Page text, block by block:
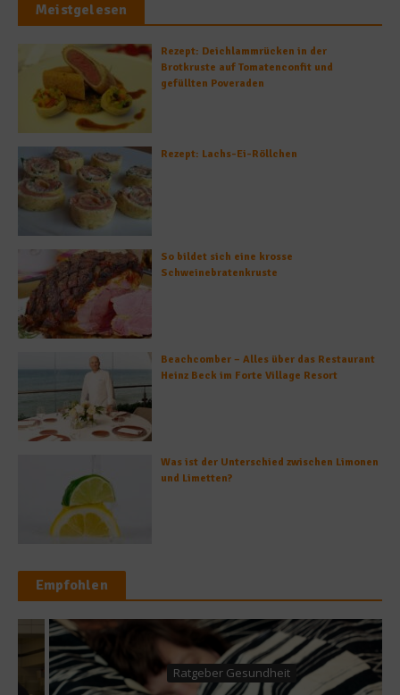
Meistgelesen
Rezept: Deichlammrücken in der
Brotkruste auf Tomatenconfit und
gefüllten Poveraden
Rezept: Lachs-Ei-Röllchen
So bildet sich eine krosse
Schweinebratenkruste
Beachcomber – Alles über das Restaurant
Heinz Beck im Forte Village Resort
Was ist der Unterschied zwischen Limonen
und Limetten?
Empfohlen
Ratgeber Gesundheit